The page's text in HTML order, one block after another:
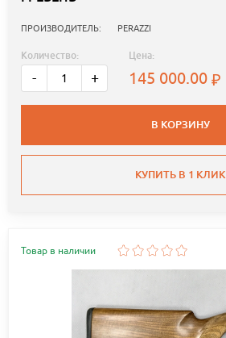
ПРОИЗВОДИТЕЛЬ: PERAZZI
Количество:
- +
Цена:
145 000.00
В КОРЗИНУ
КУПИТЬ В 1 КЛИК
Товар в наличии